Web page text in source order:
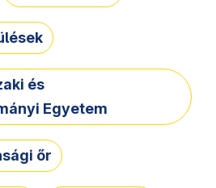
és
Egyetem
őr